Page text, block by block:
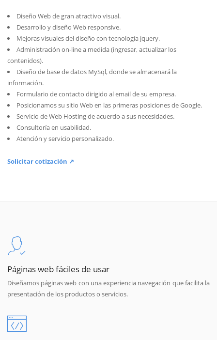
Diseño Web de gran atractivo visual.
Desarrollo y diseño Web responsive.
Mejoras visuales del diseño con tecnología jquery.
Administración on-line a medida (ingresar, actualizar los
contenidos).
Diseño de base de datos MySql, donde se almacenará la
información.
Formulario de contacto dirigido al email de su empresa.
Posicionamos su sitio Web en las primeras posiciones de Google.
Servicio de Web Hosting de acuerdo a sus necesidades.
Consultoría en usabilidad.
Atención y servicio personalizado.
Solicitar cotización ↗
Páginas web fáciles de usar
Diseñamos páginas web con una experiencia navegación que facilita la
presentación de los productos o servicios.